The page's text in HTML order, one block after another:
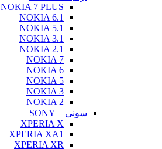
NOKIA 7 PLUS
NOKIA 6.1
NOKIA 5.1
NOKIA 3.1
NOKIA 2.1
NOKIA 7
NOKIA 6
NOKIA 5
NOKIA 3
NOKIA 2
سونی – SONY
XPERIA X
XPERIA XA1
XPERIA XR